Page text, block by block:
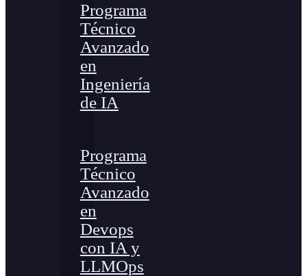
Programa
Técnico
Avanzado
en
Ingeniería
de IA
Programa
Técnico
Avanzado
en
Devops
con IA y
LLMOps